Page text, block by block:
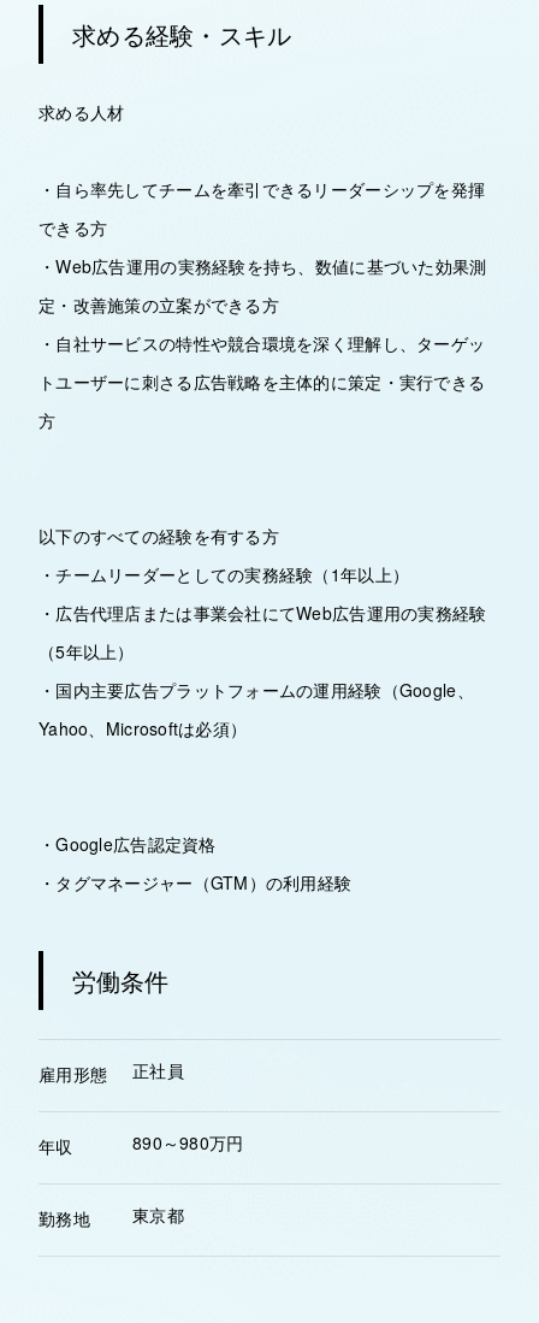
求める経験・スキル
求める人材
・自ら率先してチームを牽引できるリーダーシップを発揮
できる方
・Web広告運用の実務経験を持ち、数値に基づいた効果測
定・改善施策の立案ができる方
・自社サービスの特性や競合環境を深く理解し、ターゲッ
トユーザーに刺さる広告戦略を主体的に策定・実行できる
方
以下のすべての経験を有する方
・チームリーダーとしての実務経験（1年以上）
・広告代理店または事業会社にてWeb広告運用の実務経験
（5年以上）
・国内主要広告プラットフォームの運用経験（Google、
Yahoo、Microsoftは必須）
・Google広告認定資格
・タグマネージャー（GTM）の利用経験
労働条件
雇用形態 正社員
年収 890～980万円
勤務地 東京都